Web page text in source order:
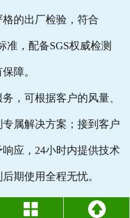
的出厂检验，符合
准，配备SGS权威检测
障。
，可根据客户的风量、
属解决方案；接到客户
应，24小时内提供技术
期使用全程无忧。